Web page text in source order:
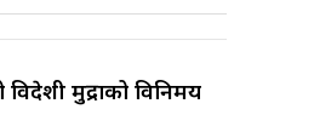
मुद्राको विनिमय